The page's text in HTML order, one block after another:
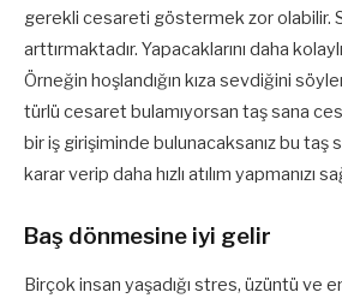
gerekli cesareti göstermek zor olabilir.
arttırmaktadır. Yapacaklarını daha
Örneğin hoşlandığın kıza sevdiğini
türlü cesaret bulamıyorsan taş sana
bir iş girişiminde bulunacaksanız bu taş
karar verip daha hızlı atılım yapmanızı
Baş dönmesine iyi gelir
Birçok insan yaşadığı stres, üzüntü ve